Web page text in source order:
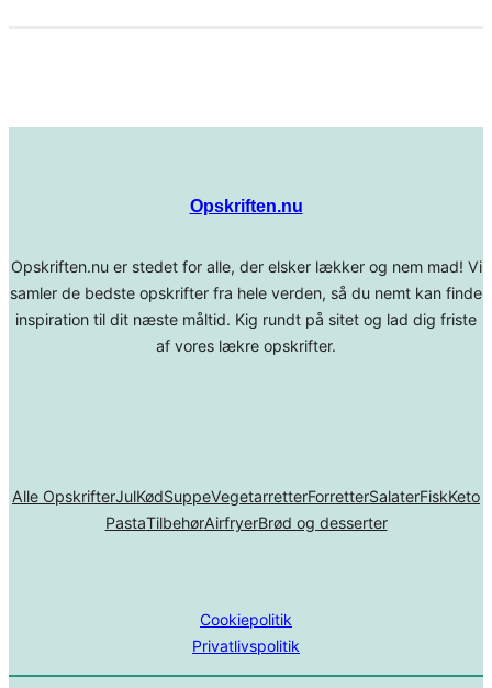
Opskriften.nu
Opskriften.nu er stedet for alle, der elsker lækker og nem mad! Vi
samler de bedste opskrifter fra hele verden, så du nemt kan finde
inspiration til dit næste måltid. Kig rundt på sitet og lad dig friste
af vores lækre opskrifter.
Alle OpskrifterJulKødSuppeVegetarretterForretterSalaterFiskKeto
PastaTilbehørAirfryerBrød og desserter
Cookiepolitik
Privatlivspolitik